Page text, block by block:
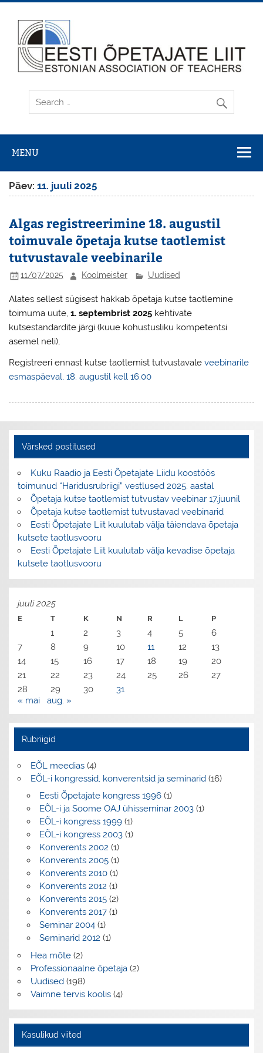
Skip
content
MENU
Päev:11. juuli 2025
Algas registreerimine 18. augustil
toimuvale õpetaja kutse taotlemist
tutvustavale veebinarile
11/07/2025 Koolmeister Uudised
Alates sellest sügisest hakkab õpetaja kutse taotlemine
toimuma uute,1. septembrist 2025 kehtivate
kutsestandardite järgi (kuue kohustusliku kompetentsi
asemel neli),
Registreeri ennast kutse taotlemist tutvustavaleveebinarile
esmaspäeval, 18. augustil kell 16.00
Värsked postitused
Kuku Raadio ja Eesti Õpetajate Liidu koostöös
toimunud “Haridusrubriigi” vestlused 2025. aastal
Õpetaja kutse taotlemist tutvustav veebinar 17.juunil
Õpetaja kutse taotlemist tutvustavad veebinarid
Eesti Õpetajate Liit kuulutab välja täiendava õpetaja
kutsete taotlusvooru
Eesti Õpetajate Liit kuulutab välja kevadise õpetaja
kutsete taotlusvooru
juuli 2025
E T K N R L P
1 2 3 4 5
6
7
8 9 10 11 12
13
14
15 16 17 18 19
20
21
22 23 24 25 26
27
28
29 30
31
« mai
aug. »
Rubriigid
EÕL meedias(4)
EÕL-i kongressid, konverentsid ja seminarid(16)
Eesti Õpetajate kongress 1996(1)
EÕL-i ja Soome OAJ ühisseminar 2003(1)
EÕL-i kongress 1999(1)
EÕL-i kongress 2003(1)
Konverents 2002 (1)
Konverents 2005(1)
Konverents 2010(1)
Konverents 2012 (1)
Konverents 2015(2)
Konverents 2017(1)
Seminar 2004(1)
Seminarid 2012 (1)
Hea mõte(2)
Professionaalne õpetaja(2)
Uudised(198)
Vaimne tervis koolis(4)
Kasulikud viited